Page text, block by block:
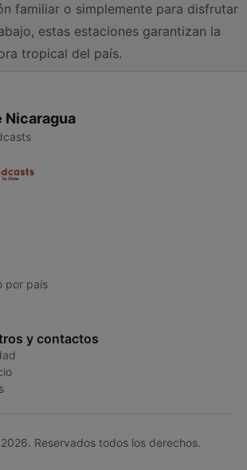
familiar o simplemente para disfrutar
estas estaciones garantizan la
tropical del país.
Nicaragua
por país
y contactos
Reservados todos los derechos.